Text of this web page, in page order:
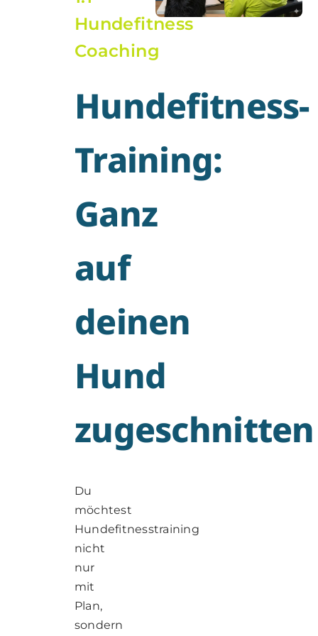
Hundefitness
Coaching
Hundefitness-
Training:
Ganz
auf
deinen
Hund
zugeschnitten
Du
möchtest
Hundefitnesstraining
nicht
nur
mit
Plan,
sondern